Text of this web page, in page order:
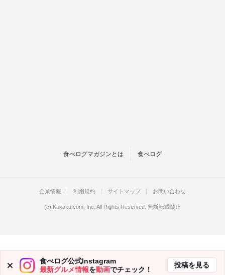
食べログマガジンとは 食べログ
食べログ公式Instagram
最新グルメ情報を動画でチェック！
投稿を見る
企業情報 利用規約 サイトマップ お問い合わせ
(c) Kakaku.com, Inc. All Rights Reserved. 無断転載禁止